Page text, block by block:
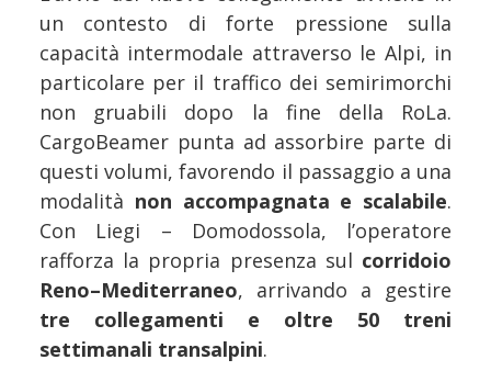
un contesto di forte pressione sulla
capacità intermodale attraverso le Alpi, in
particolare per il traffico dei semirimorchi
non gruabili dopo la fine della RoLa.
CargoBeamer punta ad assorbire parte di
questi volumi, favorendo il passaggio a una
modalità non accompagnata e scalabile.
Con Liegi – Domodossola, l’operatore
rafforza la propria presenza sul corridoio
Reno–Mediterraneo, arrivando a gestire
tre collegamenti e oltre 50 treni
settimanali transalpini.